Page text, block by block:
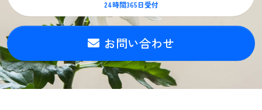
24時間365日受付
お問い合わせ